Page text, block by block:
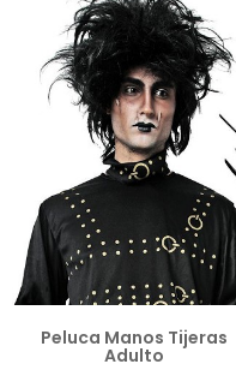
Peluca Manos Tijeras
Adulto